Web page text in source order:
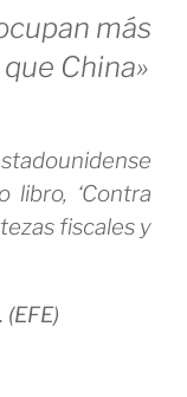
más
China»
libro, ‘Contra
fiscales y